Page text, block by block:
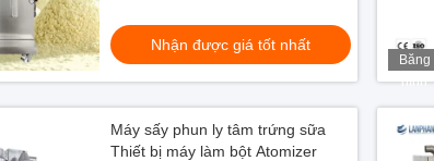
Nhận được giá tốt nhất
Băng
hình
Máy sấy phun ly tâm trứng sữa
Thiết bị máy làm bột Atomizer